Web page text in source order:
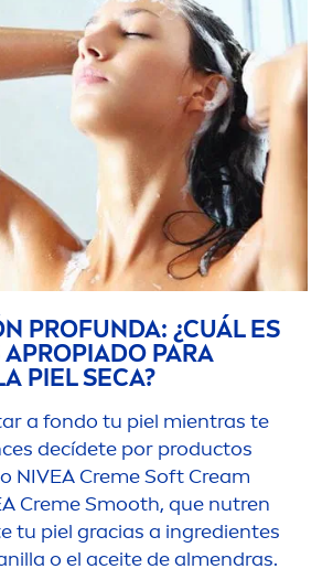
PROFUNDA: ¿CUÁL ES
APROPIADO PARA
PIEL SECA?
a fondo tu piel mientras te
decídete por productos
NIVEA CremeSoft Cream
CremeSmooth, que nutren
tu piel gracias a ingredientes
o el aceite de almendras.